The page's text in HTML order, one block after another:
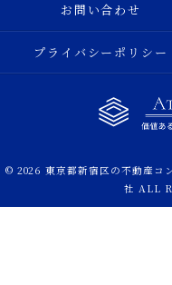
お問い合わせ
プライバシーポリシー
© 2026 東京都新宿区の不動産コ
社 ALL